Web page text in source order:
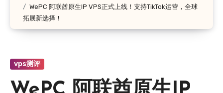
WePC 阿联酋原生IP VPS正式上线！支持TikTok运营，全球
拓展新选择！
vps测评